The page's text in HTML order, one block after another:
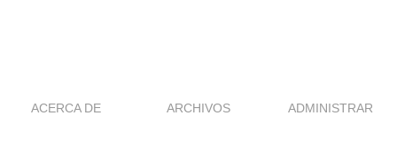
ACERCA DE ARCHIVOS ADMINISTRAR